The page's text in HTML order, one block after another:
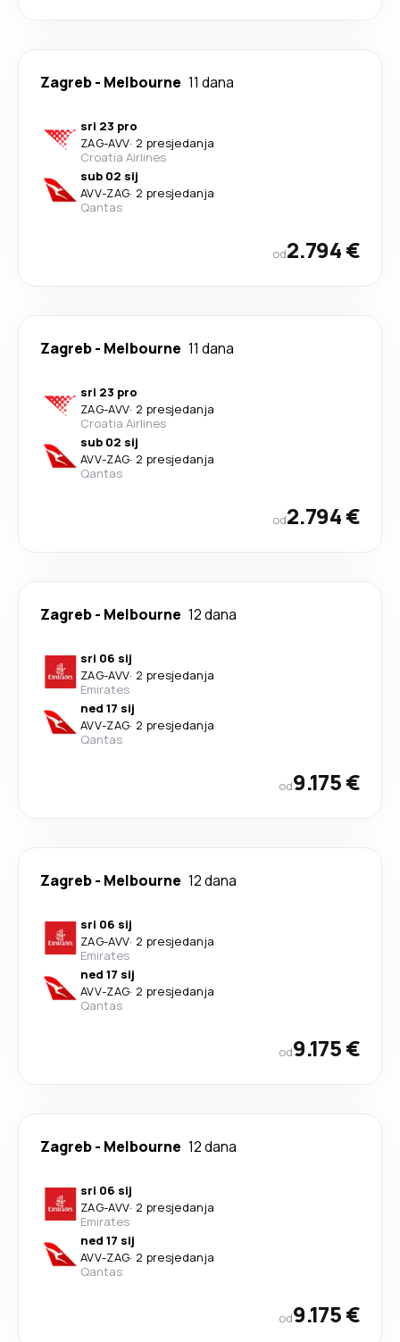
Zagreb- Melbourne 11 dana
sri 23 pro
ZAG-AVV· 2 presjedanja
Croatia Airlines
sub 02 sij
AVV-ZAG· 2 presjedanja
Qantas
od2.794 €
Zagreb- Melbourne 11 dana
sri 23 pro
ZAG-AVV· 2 presjedanja
Croatia Airlines
sub 02 sij
AVV-ZAG· 2 presjedanja
Qantas
od2.794 €
Zagreb- Melbourne 12 dana
sri 06 sij
ZAG-AVV· 2 presjedanja
Emirates
ned 17 sij
AVV-ZAG· 2 presjedanja
Qantas
od9.175 €
Zagreb- Melbourne 12 dana
sri 06 sij
ZAG-AVV· 2 presjedanja
Emirates
ned 17 sij
AVV-ZAG· 2 presjedanja
Qantas
od9.175 €
Zagreb- Melbourne 12 dana
sri 06 sij
ZAG-AVV· 2 presjedanja
Emirates
ned 17 sij
AVV-ZAG· 2 presjedanja
Qantas
od9.175 €